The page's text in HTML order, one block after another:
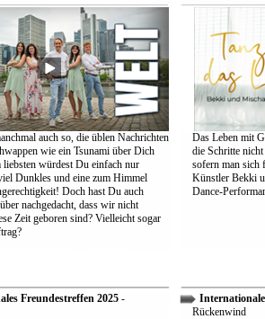
auch so, die üblen Nachrichten
wie ein Tsunami über Dich
liebsten würdest Du einfach nur
Dunkles und eine zum Himmel
Doch hast Du auch
nachgedacht, dass wir nicht
Zeit geboren sind? Vielleicht sogar
Das Leben mit
die Schritte
sofern man sich
Künstler Bekki
Dance-
Freundestreffen 2025-
Rückenwind